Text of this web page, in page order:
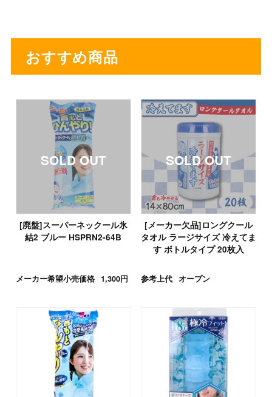
おすすめ商品
[廃盤]スーパーネックール氷
結2 ブルー HSPRN2-64B
メーカー希望小売価格 1,300円
[メーカー欠品]ロングクール
タオル ラージサイズ 冷えてま
す ボトルタイプ 20枚入
参考上代 オープン